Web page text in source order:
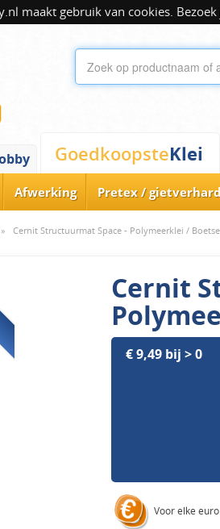
maakt gebruik van cookies.
GoedkoopsteKlei
Afwerking Pretex /
» Cernit Structuurmat Space - Polymeerklei /
Cernit
€ 9,49 bij > 0
Voor elke